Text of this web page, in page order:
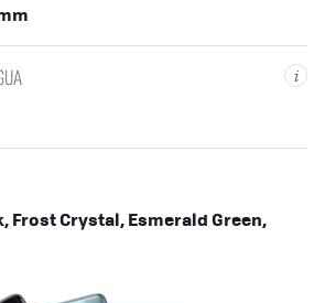
i
Frost Crystal, Esmerald Green,